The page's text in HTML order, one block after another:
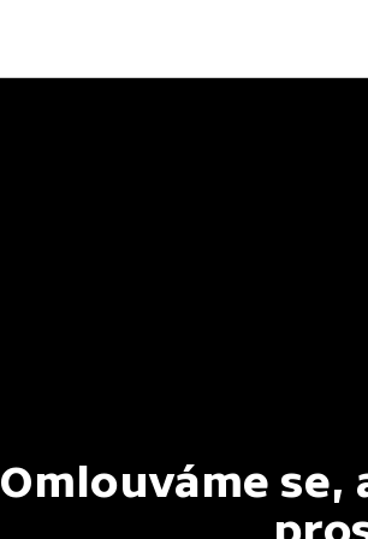
Omlouváme se,